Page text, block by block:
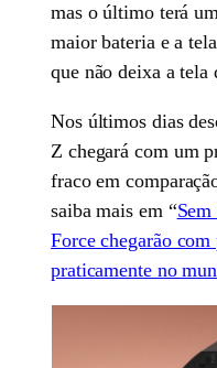
mas o último terá
maior bateria e a
que não deixa a tela
Nos últimos dias
Z chegará com um
fraco em
saiba mais em “
Force chegarão
praticamente no